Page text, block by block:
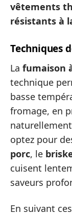
vêtements
résistants à
Techniques
La fumaison
technique
basse
fromage, en
optez pour
porc, le
cuisent
saveurs
En suivant